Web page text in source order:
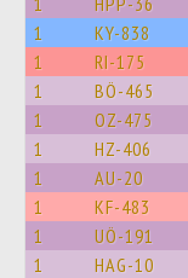
1 KY-838
1 RI-175
1 BÖ-465
1 OZ-475
1 HZ-406
1 AU-20
1 KF-483
1 UÖ-191
1 HAG-10